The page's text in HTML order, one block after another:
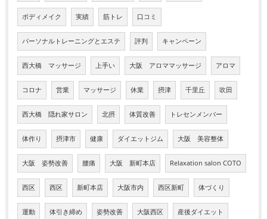
ボディメイク 実績 筋トレ 口コミ
パーソナルトレーニングとエステ 評判 キャンペーン
西大橋 マッサージ 上手い 大阪 アロママッサージ アロマ
コロナ 営業 マッサージ 休業 摂津 千里丘 吹田
西大橋 隠れ家サロン 北摂 体質改善 トレセンメンバー
体作り 摂津市 健康 ダイエットジム 大阪 美容整体
大阪 姿勢改善 腰痛 大阪 新町本店 Relaxation salon COTO
西区 西区 新町本店 大阪市内 西区新町 体づくり
運動 体引き締め 姿勢改善 大阪西区 産後ダイエット